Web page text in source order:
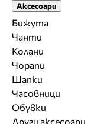
Аксесоари
Бижута
Чанти
Колани
Чорапи
Шапки
Часовници
Обувки
Други аксесоари